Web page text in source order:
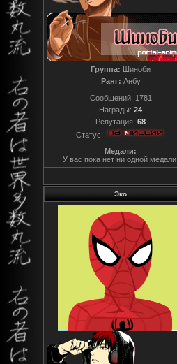
Группа: Шиноби
Ранг: Анбу
Сообщений: 1781
Награды: 24
Репутация: 68
Статус:
Медали:
У вас пока нет ни одной медали.
Эко